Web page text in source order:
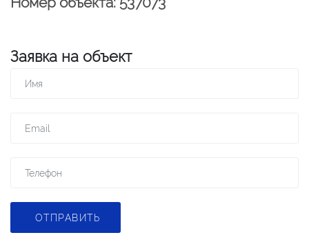
Заявка на объект
ОТПРАВИТЬ